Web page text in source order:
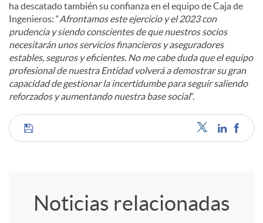
ha descatado también su confianza en el equipo de Caja de
Ingenieros: “Afrontamos este ejercicio y el 2023 con
prudencia y siendo conscientes de que nuestros socios
necesitarán unos servicios financieros y aseguradores
estables, seguros y eficientes. No me cabe duda que el equipo
profesional de nuestra Entidad volverá a demostrar su gran
capacidad de gestionar la incertidumbe para seguir saliendo
reforzados y aumentando nuestra base social”.
C
Noticias relacionadas